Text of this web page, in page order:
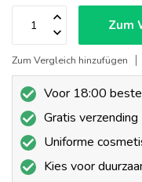
Zum
Zum Vergleich hinzufügen
Voor 18:00
Gratis verzending
Uniforme
Kies voor